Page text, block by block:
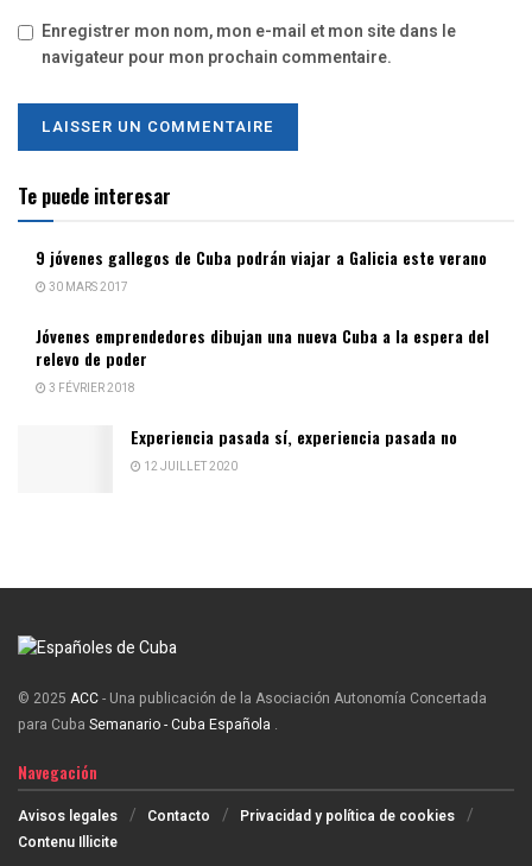
Enregistrer mon nom, mon e-mail et mon site dans le
navigateur pour mon prochain commentaire.
Te puede interesar
9 jóvenes gallegos de Cuba podrán viajar a Galicia este verano
30 MARS 2017
Jóvenes emprendedores dibujan una nueva Cuba a la espera del
relevo de poder
3 FÉVRIER 2018
Experiencia pasada sí, experiencia pasada no
12 JUILLET 2020
© 2025 ACC- Una publicación de la Asociación Autonomía Concertada
para Cuba Semanario - Cuba Española .
Navegación
Avisos legales Contacto
Privacidad y política de cookies
Contenu Illicite